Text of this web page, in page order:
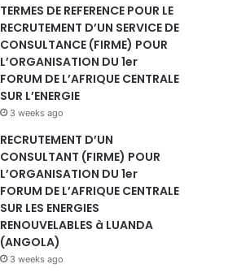
TERMES DE REFERENCE POUR LE
RECRUTEMENT D’UN SERVICE DE
CONSULTANCE (FIRME) POUR
L’ORGANISATION DU 1er
FORUM DE L’AFRIQUE CENTRALE
SUR L’ENERGIE
3 weeks ago
RECRUTEMENT D’UN
CONSULTANT (FIRME) POUR
L’ORGANISATION DU 1er
FORUM DE L’AFRIQUE CENTRALE
SUR LES ENERGIES
RENOUVELABLES à LUANDA
(ANGOLA)
3 weeks ago